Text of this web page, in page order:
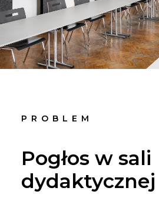
PROBLEM
Pogłos w sali
dydaktycznej